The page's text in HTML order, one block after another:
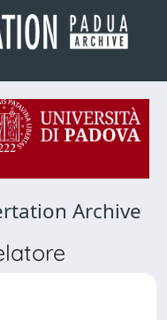
Archive